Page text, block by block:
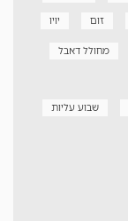
זום יויו
מחולל דאבל
שבוע עליות